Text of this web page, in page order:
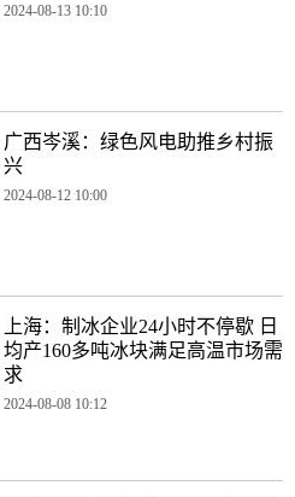
2024-08-13 10:10
广西岑溪：绿色风电助推乡村振
兴
2024-08-12 10:00
上海：制冰企业24小时不停歇 日
均产160多吨冰块满足高温市场需
求
2024-08-08 10:12